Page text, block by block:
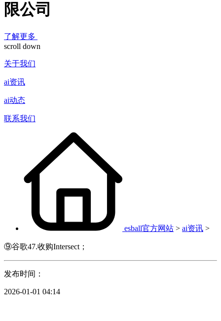
限公司
了解更多
scroll down
关于我们
ai资讯
ai动态
联系我们
esball官方网站 > ai资讯 >
⑨谷歌47.收购Intersect；
发布时间：
2026-01-01 04:14